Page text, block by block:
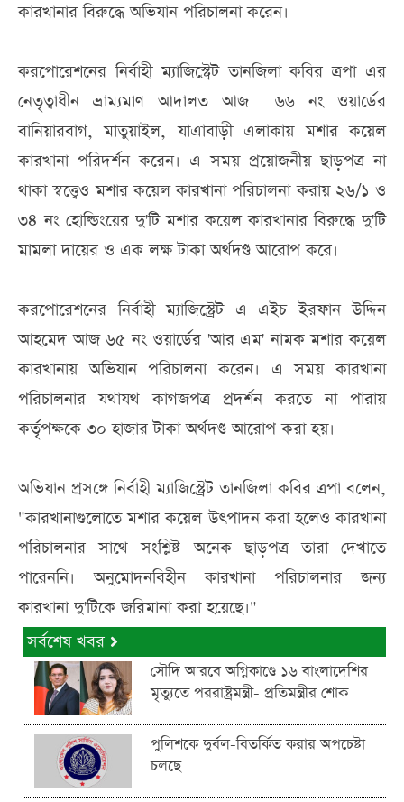
কারখানার বিরুদ্ধে অভিযান পরিচালনা করেন।
করপোরেশনের নির্বাহী ম্যাজিস্ট্রেট তানজিলা কবির ত্রপা এর
নেতৃত্বাধীন ভ্রাম্যমাণ আদালত আজ ৬৬ নং ওয়ার্ডের
বানিয়ারবাগ, মাতুয়াইল, যাএাবাড়ী এলাকায় মশার কয়েল
কারখানা পরিদর্শন করেন। এ সময় প্রয়োজনীয় ছাড়পত্র না
থাকা স্বত্ত্বেও মশার কয়েল কারখানা পরিচালনা করায় ২৬/১ ও
৩৪ নং হোল্ডিংয়ের দু'টি মশার কয়েল কারখানার বিরুদ্ধে দু'টি
মামলা দায়ের ও এক লক্ষ টাকা অর্থদণ্ড আরোপ করে।
করপোরেশনের নির্বাহী ম্যাজিস্ট্রেট এ এইচ ইরফান উদ্দিন
আহমেদ আজ ৬৫ নং ওয়ার্ডের 'আর এম' নামক মশার কয়েল
কারখানায় অভিযান পরিচালনা করেন। এ সময় কারখানা
পরিচালনার যথাযথ কাগজপত্র প্রদর্শন করতে না পারায়
কর্তৃপক্ষকে ৩০ হাজার টাকা অর্থদণ্ড আরোপ করা হয়।
অভিযান প্রসঙ্গে নির্বাহী ম্যাজিস্ট্রেট তানজিলা কবির ত্রপা বলেন,
"কারখানাগুলোতে মশার কয়েল উত্পাদন করা হলেও কারখানা
পরিচালনার সাথে সংশ্লিষ্ট অনেক ছাড়পত্র তারা দেখাতে
পারেননি। অনুমোদনবিহীন কারখানা পরিচালনার জন্য
কারখানা দু'টিকে জরিমানা করা হয়েছে।"
সর্বশেষ খবর
সৌদি আরবে অগ্নিকাণ্ডে ১৬ বাংলাদেশির
মৃত্যুতে পররাষ্ট্রমন্ত্রী- প্রতিমন্ত্রীর শোক
পুলিশকে দুর্বল-বিতর্কিত করার অপচেষ্টা
চলছে